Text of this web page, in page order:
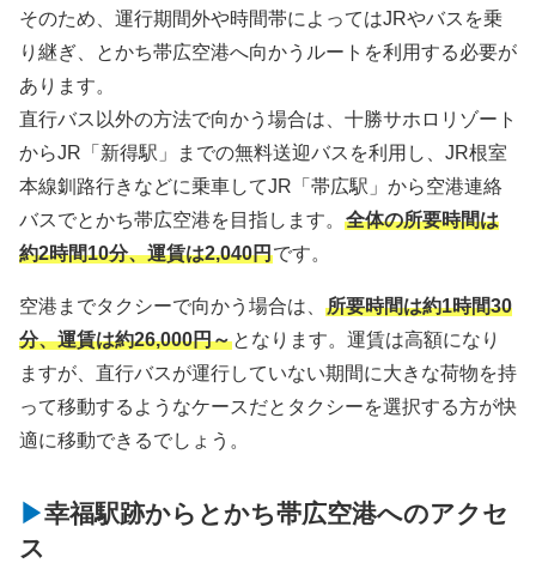
そのため、運行期間外や時間帯によってはJRやバスを乗
り継ぎ、とかち帯広空港へ向かうルートを利用する必要が
あります。
直行バス以外の方法で向かう場合は、十勝サホロリゾート
からJR「新得駅」までの無料送迎バスを利用し、JR根室
本線釧路行きなどに乗車してJR「帯広駅」から空港連絡
バスでとかち帯広空港を目指します。 全体の所要時間は
約2時間10分、運賃は2,040円です。
空港までタクシーで向かう場合は、 所要時間は約1時間30
分、運賃は約26,000円～となります。運賃は高額になり
ますが、直行バスが運行していない期間に大きな荷物を持
って移動するようなケースだとタクシーを選択する方が快
適に移動できるでしょう。
幸福駅跡からとかち帯広空港へのアクセ
ス